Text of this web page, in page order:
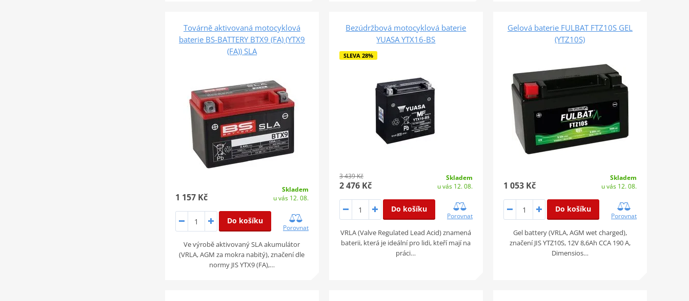
Továrně aktivovaná motocyklová
baterie BS-BATTERY BTX9 (FA) (YTX9
(FA)) SLA
1 157 Kč
Skladem
u vás 12. 08.
Do košíku
Porovnat
Ve výrobě aktivovaný SLA akumulátor
(VRLA, AGM za mokra nabitý), značení dle
normy JIS YTX9 (FA),…
Bezúdržbová motocyklová baterie
YUASA YTX16-BS
SLEVA 28%
3 439 Kč
2 476 Kč
Skladem
u vás 12. 08.
Do košíku
Porovnat
VRLA (Valve Regulated Lead Acid) znamená
baterii, která je ideální pro lidi, kteří mají na
práci…
Gelová baterie FULBAT FTZ10S GEL
(YTZ10S)
1 053 Kč
Skladem
u vás 12. 08.
Do košíku
Porovnat
Gel battery (VRLA, AGM wet charged),
značení JIS YTZ10S, 12V 8,6Ah CCA 190 A,
Dimensios…